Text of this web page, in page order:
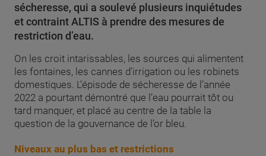
sécheresse, qui a soulevé plusieurs inquiétudes
et contraint ALTIS à prendre des mesures de
restriction d’eau.
On les croit intarissables, les sources qui alimentent
les fontaines, les cannes d’irrigation ou les robinets
domestiques. L’épisode de sécheresse de l’année
2022 a pourtant démontré que l’eau pourrait tôt ou
tard manquer, et placé au centre de la table la
question de la gouvernance de l’or bleu.
Niveaux au plus bas et restrictions